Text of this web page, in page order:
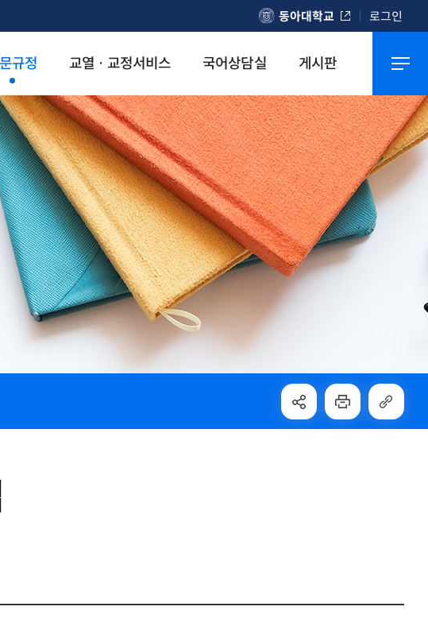
동아대학교 로그인
규정 교열 · 교정서비스 국어상담실 게시판